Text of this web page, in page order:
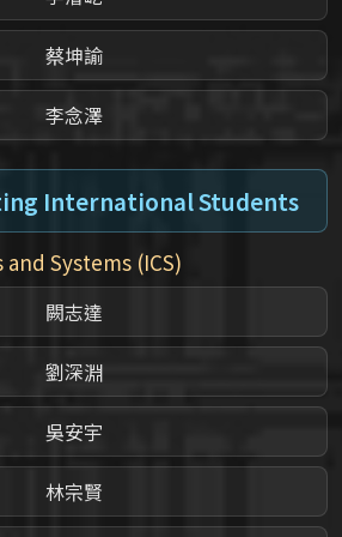
蔡坤諭
李念澤
International Students
Systems (ICS)
闕志達
劉深淵
吳安宇
林宗賢